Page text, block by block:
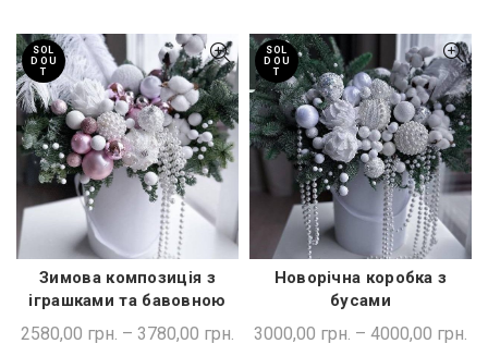
SOL
D OU
T
ШВИДКА ПОКУПКА
Зимова композиція з
іграшками та бавовною
2580,00 грн. – 3780,00 грн.
SOL
D OU
T
ШВИДКА ПОКУПКА
Новорічна коробка з
бусами
3000,00 грн. – 4000,00 грн.